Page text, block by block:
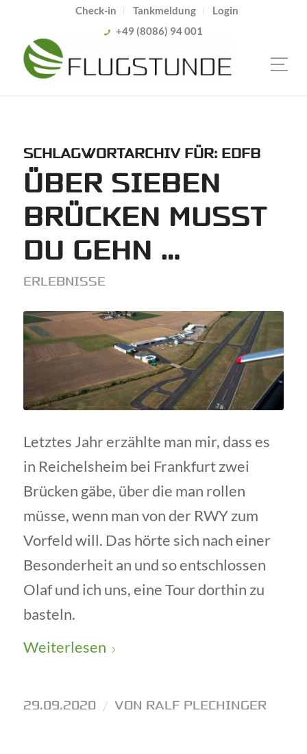
Check-in Tankmeldung
Login
+49 (8086) 94 001
SCHLAGWORTARCHIV FÜR: EDFB
ÜBER SIEBEN
BRÜCKEN MUSST
DU GEHN …
ERLEBNISSE
Letztes Jahr erzählte man mir, dass es
in Reichelsheim bei Frankfurt zwei
Brücken gäbe, über die man rollen
müsse, wenn man von der RWY zum
Vorfeld will. Das hörte sich nach einer
Besonderheit an und so entschlossen
Olaf und ich uns, eine Tour dorthin zu
basteln.
Weiterlesen
29.09.2020 / VON RALF PLECHINGER